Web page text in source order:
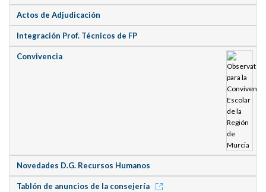
Actos de Adjudicación
Integración Prof. Técnicos de FP
Convivencia
Novedades D.G. Recursos Humanos
Tablón de anuncios de la consejería